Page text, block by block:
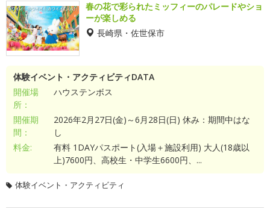
春の花で彩られたミッフィーのパレードやショ
ーが楽しめる
長崎県・佐世保市
体験イベント・アクティビティDATA
開催場
所：
ハウステンボス
開催期
間：
2026年2月27日(金)～6月28日(日) 休み：期間中はな
し
料金:
有料 1DAYパスポート(入場＋施設利用) 大人(18歳以
上)7600円、高校生・中学生6600円、...
体験イベント・アクティビティ